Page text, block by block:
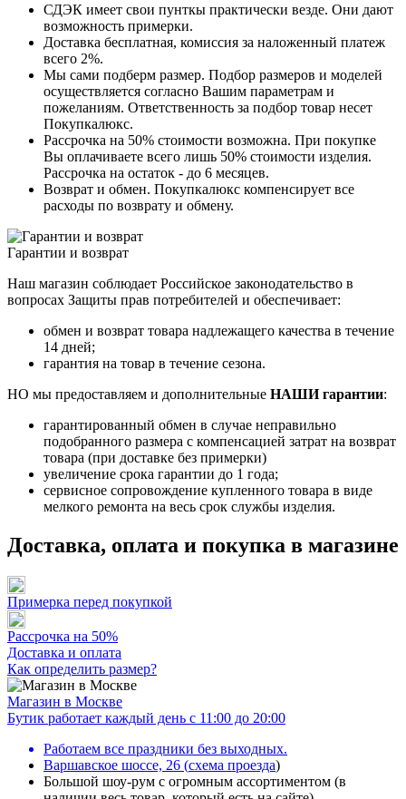
СДЭК имеет свои пунткы практически везде. Они дают
возможность примерки.
Доставка бесплатная, комиссия за наложенный платеж
всего 2%.
Мы сами подберм размер. Подбор размеров и моделей
осуществляется согласно Вашим параметрам и
пожеланиям. Ответственность за подбор товар несет
Покупкалюкс.
Рассрочка на 50% стоимости возможна. При покупке
Вы оплачиваете всего лишь 50% стоимости изделия.
Рассрочка на остаток - до 6 месяцев.
Возврат и обмен. Покупкалюкс компенсирует все
расходы по возврату и обмену.
Гарантии и возврат
Наш магазин соблюдает Российское законодательство в
вопросах Защиты прав потребителей и обеспечивает:
обмен и возврат товара надлежащего качества в течение
14 дней;
гарантия на товар в течение сезона.
НО мы предоставляем и дополнительные НАШИ гарантии:
гарантированный обмен в случае неправильно
подобранного размера с компенсацией затрат на возврат
товара (при доставке без примерки)
увеличение срока гарантии до 1 года;
сервисное сопровождение купленного товара в виде
мелкого ремонта на весь срок службы изделия.
Доставка, оплата и покупка в магазине
Примерка перед покупкой
Рассрочка на 50%
Доставка и оплата
Как определить размер?
Магазин в Москве
Бутик работает каждый день с 11:00 до 20:00
Работаем все праздники без выходных.
Варшавское шоссе, 26 (схема проезда)
Большой шоу-рум с огромным ассортиментом (в